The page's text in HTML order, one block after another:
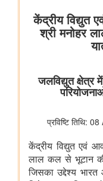
प्रेस विज्ञप्ति
राज्यसभा के सभापति
पर दिए गए भाषण का मूल
लद्दाख में ऊंचाई पर
आयुर्वेद पर्यटन के लिए
महिलाओं के लिए आयुष
जनजातीय क्षेत्रों में आयुष